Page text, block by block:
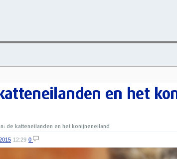
en het
de katteneilanden en het konijneneiland
12:29 0